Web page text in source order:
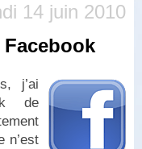
14 juin 2010
j’ai
de
n’est